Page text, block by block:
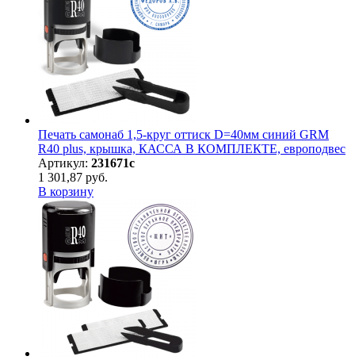
Печать самонаб 1,5-круг оттиск D=40мм синий GRM
R40 plus, крышка, КАССА В КОМПЛЕКТЕ, европодвес
Артикул: 231671с
1 301,87 руб.
В корзину